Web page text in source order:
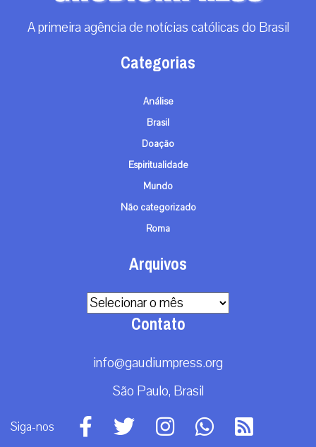
A primeira agência de notícias católicas do Brasil
Categorias
Análise
Brasil
Doação
Espiritualidade
Mundo
Não categorizado
Roma
Arquivos
Arquivos
Contato
info@gaudiumpress.org
São Paulo, Brasil
Siga-nos